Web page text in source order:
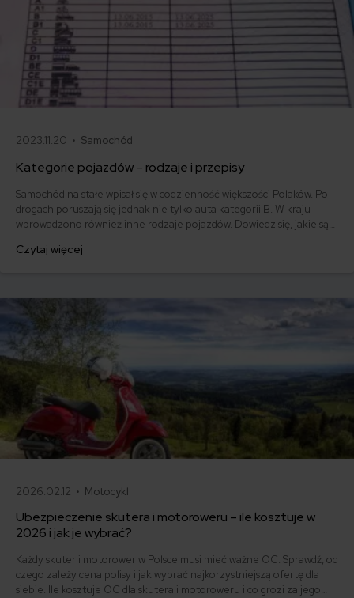
2023.11.20 • Samochód
Kategorie pojazdów – rodzaje i przepisy
Samochód na stałe wpisał się w codzienność większości Polaków. Po
drogach poruszają się jednak nie tylko auta kategorii B. W kraju
wprowadzono również inne rodzaje pojazdów. Dowiedz się, jakie są
Czytaj więcej
2026.02.12 • Motocykl
Ubezpieczenie skutera i motoroweru – ile kosztuje w
2026 i jak je wybrać?
Każdy skuter i motorower w Polsce musi mieć ważne OC. Sprawdź, od
czego zależy cena polisy i jak wybrać najkorzystniejszą ofertę dla
siebie. Ile kosztuje OC dla skutera i motoroweru i co grozi za jego